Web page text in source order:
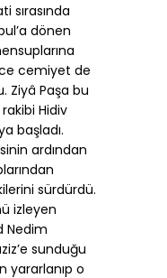
sırasında
dönen
cemiyet de
Ziyâ Paşa bu
Hidiv
başladı.
ardından
sürdürdü.
izleyen
Nedim
sunduğu
yararlanıp o